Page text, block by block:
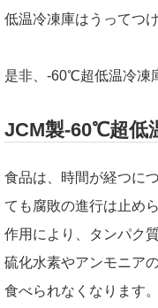
低温冷凍庫はうってつ
是非、-60℃超低温冷凍
JCM製-60℃超低
食品は、時間が経つに
ても腐敗の進行は止め
作用により、タンパク
硫化水素やアンモニア
食べられなくなります。